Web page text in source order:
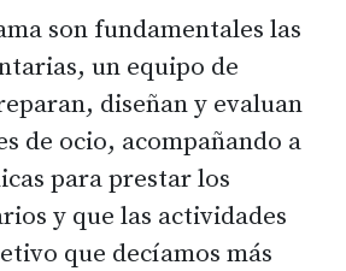
son fundamentales las
un equipo de
diseñan y evaluan
de ocio, acompañando a
para prestar los
y que las actividades
que decíamos más